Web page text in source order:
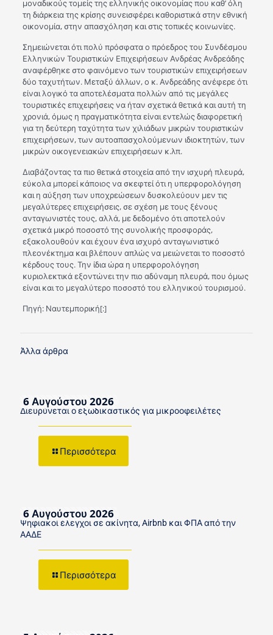
μοναδικούς τομείς της ελληνικής οικονομίας που καθ’ όλη
τη διάρκεια της κρίσης συνεισφέρει καθοριστικά στην εθνική
οικονομία, στην απασχόληση και στις τοπικές κοινωνίες.
Σημειώνεται ότι πολύ πρόσφατα ο πρόεδρος του Συνδέσμου
Ελληνικών Τουριστικών Επιχειρήσεων Ανδρέας Ανδρεάδης
αναφέρθηκε στο φαινόμενο των τουριστικών επιχειρήσεων
δύο ταχυτήτων. Μεταξύ άλλων, ο κ. Ανδρεάδης ανέφερε ότι
είναι λογικό τα αποτελέσματα πολλών από τις μεγάλες
τουριστικές επιχειρήσεις να ήταν σχετικά θετικά και αυτή τη
χρονιά, όμως η πραγματικότητα είναι εντελώς διαφορετική
για τη δεύτερη ταχύτητα των χιλιάδων μικρών τουριστικών
επιχειρήσεων, των αυτοαπασχολούμενων ιδιοκτητών, των
μικρών οικογενειακών επιχειρήσεων κ.λπ.
Διαβάζοντας τα πιο θετικά στοιχεία από την ισχυρή πλευρά,
εύκολα μπορεί κάποιος να σκεφτεί ότι η υπερφορολόγηση
και η αύξηση των υποχρεώσεων δυσκολεύουν μεν τις
μεγαλύτερες επιχειρήσεις, σε σχέση με τους ξένους
ανταγωνιστές τους, αλλά, με δεδομένο ότι αποτελούν
σχετικά μικρό ποσοστό της συνολικής προσφοράς,
εξακολουθούν και έχουν ένα ισχυρό ανταγωνιστικό
πλεονέκτημα και βλέπουν απλώς να μειώνεται το ποσοστό
κέρδους τους. Την ίδια ώρα η υπερφορολόγηση
κυριολεκτικά εξοντώνει την πιο αδύναμη πλευρά, που όμως
είναι και το μεγαλύτερο ποσοστό του ελληνικού τουρισμού.
Πηγή: Ναυτεμπορική[:]
Άλλα άρθρα
6 Αυγούστου 2026
Διευρύνεται ο εξωδικαστικός για μικροοφειλέτες
Περισσότερα
6 Αυγούστου 2026
Ψηφιακοί έλεγχοι σε ακίνητα, Airbnb και ΦΠΑ από την
ΑΑΔΕ
Περισσότερα